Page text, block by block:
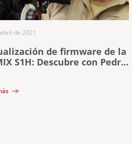
de firmware de la
S1H: Descubre con Pedro
de 2021